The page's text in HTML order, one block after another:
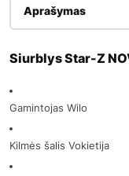
Aprašymas
Siurblys Star-Z
Gamintojas Wilo
Kilmės šalis Vokietija